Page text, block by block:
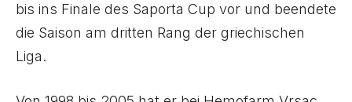
bis ins Finale des Saporta Cup vor und beendete
die Saison am dritten Rang der griechischen
Liga.